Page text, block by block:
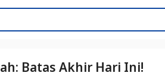
Batas Akhir Hari Ini!